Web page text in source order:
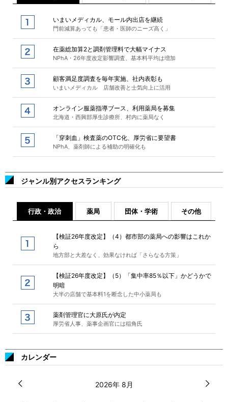
いまいメディカル、モール内出店を継続
門前減算あっても「患者・医師のニーズ高く」
在薬総加算2と調剤管理料で大幅マイナス
NPhA・26年度改定影響調査、基本料平均は増加
顧客満足度調査を毎年実施、社内表彰も
いまいメディカル 店舗改善と士気向上に活用
オンライン服薬指導ブース、利用薬局を募集
北海道・西興部厚生診療所、村内に薬局なく
「穿刺血」検査薬のOTC化、厚労省に要望書
NPhA、薬剤師による補助の明確化も
ジャンル別アクセスランキング
行政・政治 薬局 団体・学術 その他
【検証26年度改定】（4）都市部の薬局への影響はこれか
ら
地方部と大差なく、効果なければ「さらなる方策」
【検証26年度改定】（5）「集中率85％以下」かどうかで
明暗
大半の店舗で基本料1を断念した中小薬局も
薬剤管理官に大原氏が内定
厚労省人事、薬事企画官には稲角氏
カレンダー
2026年 8月